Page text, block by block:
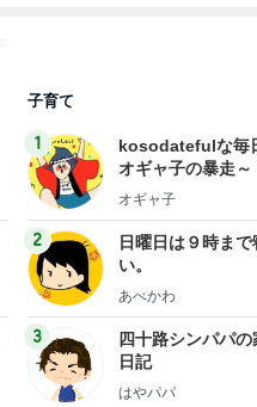
子育て
1
kosodatefulな毎
オギャ子の暴走～
オギャ子
2
日曜日は９時まで
い。
あべかわ
3
四十路シンパパの
日記
はやパパ